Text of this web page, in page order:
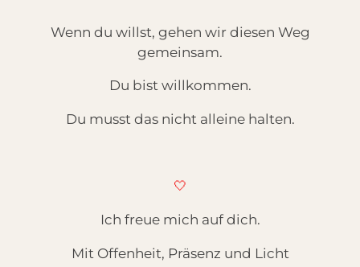
Wenn du willst, gehen wir diesen Weg
gemeinsam.
Du bist willkommen.
Du musst das nicht alleine halten.
🤍
Ich freue mich auf dich.
Mit Offenheit, Präsenz und Licht